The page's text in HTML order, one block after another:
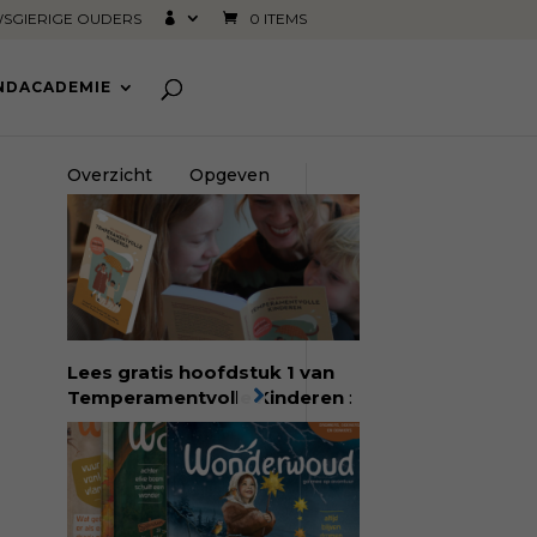
OUDERS 0 ITEMS
Overzicht Opgeven
Lees gratis hoofdstuk 1 van
Temperamentvolle Kinderen :
dé bestseller van pedagoog
Eva Bronsveld. In het boek
Temperamentvolle kinderen
vind je 25 jaar aan kennis en
ervaring. Met ruim 50.000